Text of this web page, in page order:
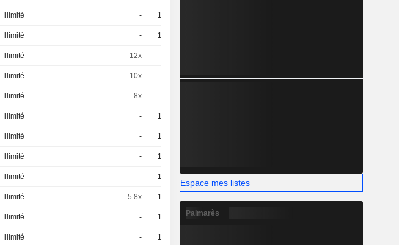
Illimité - 10
Illimité - 10
Illimité 12x
Illimité 10x
Illimité 8x
Illimité - 10
Illimité - 10
Illimité - 10
Illimité - 10 1.09 / 1.12
Illimité 5.8x 10
Illimité - 10 0,8700
Illimité - 10
Espace mes listes
Palmarès